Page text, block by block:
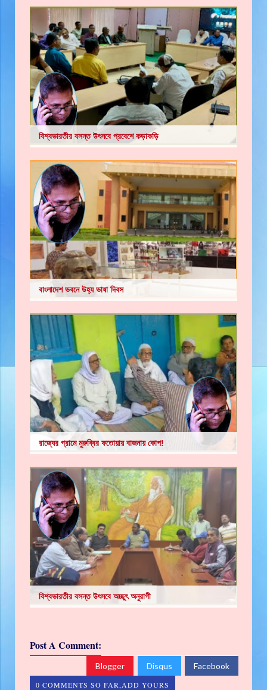
বিশ্বভারতীর বসন্ত উৎসবে প্রবেশে কড়াকড়ি
বাংলাদেশ ভবনে উহ্য ভাষা দিবস
রাজ্যের গ্রামে মুরুব্বির ফতোয়ায় বাজনায় কোপ!
বিশ্বভারতীর বসন্ত উৎসবে অচ্ছুৎ অনুরাগী
Post A Comment:
Blogger Disqus Facebook
0 COMMENTS SO FAR,ADD YOURS